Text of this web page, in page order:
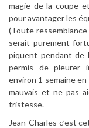
magie de la coupe
pour avantager les
(Toute
serait purement
piquent pendant de
permis de pleurer
environ 1 semaine
mauvais et ne pas
tristesse.
Jean-Charles c’est